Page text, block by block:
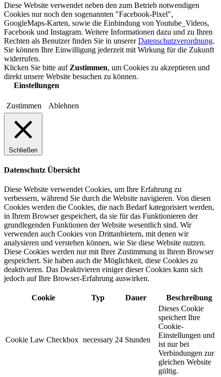
Diese Website verwendet neben den zum Betrieb notwendigen
Cookies nur noch den sogenannten "Facebook-Pixel",
GoogleMaps-Karten, sowie die Einbindung von Youtube_Videos,
Facebook und Instagram. Weitere Informationen dazu und zu Ihren
Rechten als Benutzer finden Sie in unsererDatenschutzverordnung.
Sie können Ihre Einwilligung jederzeit mit Wirkung für die Zukunft
widerrufen.
Klicken Sie bitte auf Zustimmen, um Cookies zu akzeptieren und
direkt unsere Website besuchen zu können.
Einstellungen
Zustimmen Ablehnen
Schließen
Datenschutz Übersicht
Diese Website verwendet Cookies, um Ihre Erfahrung zu
verbessern, während Sie durch die Website navigieren. Von diesen
Cookies werden die Cookies, die nach Bedarf kategorisiert werden,
in Ihrem Browser gespeichert, da sie für das Funktionieren der
grundlegenden Funktionen der Website wesentlich sind. Wir
verwenden auch Cookies von Drittanbietern, mit denen wir
analysieren und verstehen können, wie Sie diese Website nutzen.
Diese Cookies werden nur mit Ihrer Zustimmung in Ihrem Browser
gespeichert. Sie haben auch die Möglichkeit, diese Cookies zu
deaktivieren. Das Deaktivieren einiger dieser Cookies kann sich
jedoch auf Ihre Browser-Erfahrung auswirken.
Cookie Typ Dauer Beschreibung
Cookie Law Checkbox necessary 24 Stunden
Dieses Cookie
speichert Ihre
Cookie-
Einstellungen und
ist nur bei
Verbindungen zur
gleichen Website
gültig.